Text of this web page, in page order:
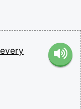
every